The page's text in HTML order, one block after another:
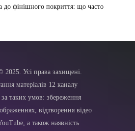
до фінішного покриття: що часто
Усі права захищені.
матеріалів 12 каналу
за таких умов: збереження
відтворення відео
а також наявність